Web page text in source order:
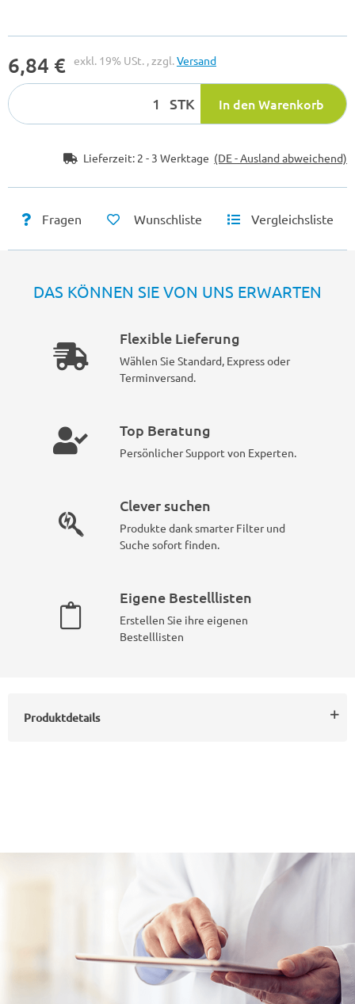
6,84 € exkl. 19% USt. , zzgl.Versand
STK In den Warenkorb
Lieferzeit: 2 - 3 Werktage (DE - Ausland abweichend)
Fragen Wunschliste Vergleichsliste
DAS KÖNNEN SIE VON UNS ERWARTEN
Flexible Lieferung
Wählen Sie Standard, Express oder
Terminversand.
Top Beratung
Persönlicher Support von Experten.
Clever suchen
Produkte dank smarter Filter und
Suche sofort finden.
Eigene Bestelllisten
Erstellen Sie ihre eigenen
Bestelllisten
Produktdetails